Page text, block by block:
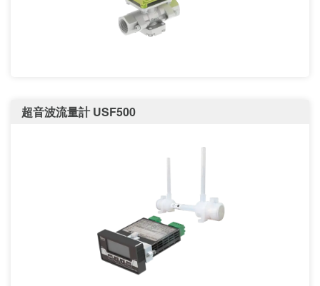
超音波流量計 USF500